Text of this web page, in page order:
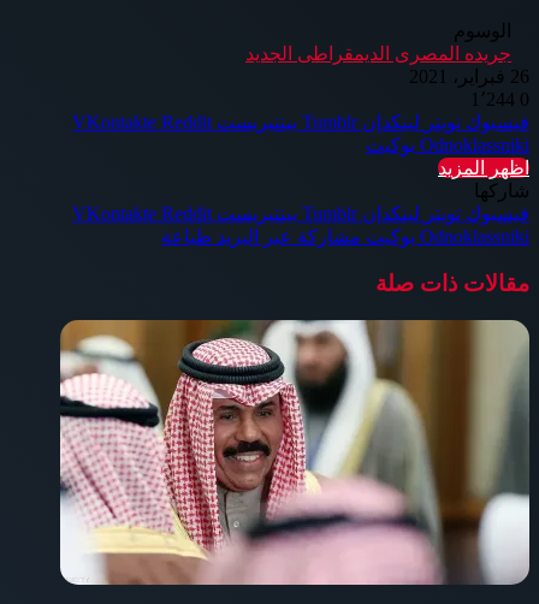
الوسوم
جريده المصرى الديمقراطى الجديد
26 فبراير، 2021
0
فيسبوك تويتر لينكدإن بينتيريست
Odnoklassniki بوكيت
اظهر المزيد
شاركها
فيسبوك تويتر لينكدإن بينتيريست
Odnoklassniki بوكيت مشاركة عبر البريد طباعة
مقالات ذات صلة